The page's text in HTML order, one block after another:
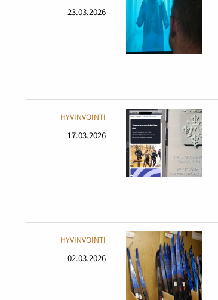
23.03.2026
HYVINVOINTI
17.03.2026
HYVINVOINTI
02.03.2026